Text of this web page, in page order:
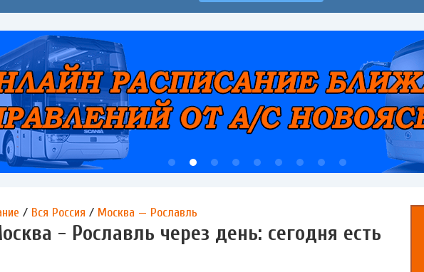
/ Вся Россия / Москва — Рославль
- Рославль через день: сегодня есть